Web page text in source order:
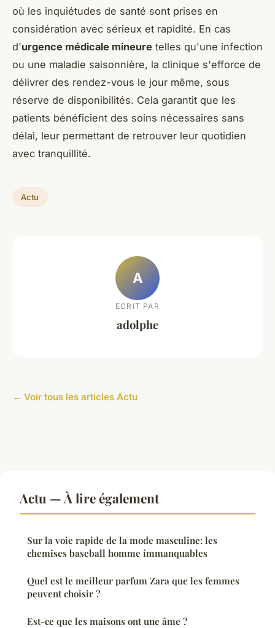
où les inquiétudes de santé sont prises en
considération avec sérieux et rapidité. En cas
d'urgence médicale mineure telles qu'une infection
ou une maladie saisonnière, la clinique s'efforce de
délivrer des rendez-vous le jour même, sous
réserve de disponibilités. Cela garantit que les
patients bénéficient des soins nécessaires sans
délai, leur permettant de retrouver leur quotidien
avec tranquillité.
Actu
A
ECRIT PAR
adolphe
← Voir tous les articles Actu
Actu — À lire également
Sur la voie rapide de la mode masculine: les
chemises baseball homme immanquables
Quel est le meilleur parfum Zara que les femmes
peuvent choisir ?
Est-ce que les maisons ont une âme ?